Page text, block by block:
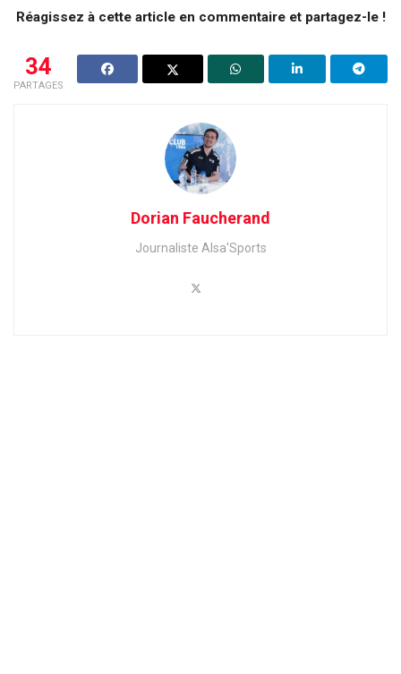
Réagissez à cette article en commentaire et partagez-le !
34
PARTAGES
Dorian Faucherand
Journaliste Alsa'Sports